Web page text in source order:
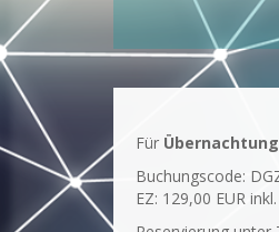
Für Übernachtung
Buchungscode:
EZ: 129,00 EUR